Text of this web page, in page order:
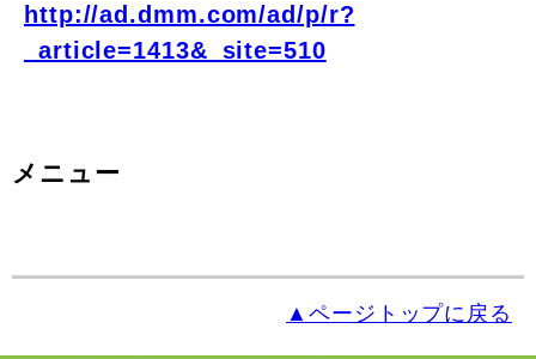
http://ad.dmm.com/ad/p/r?
_article=1413&_site=510
メニュー
▲ページトップに戻る